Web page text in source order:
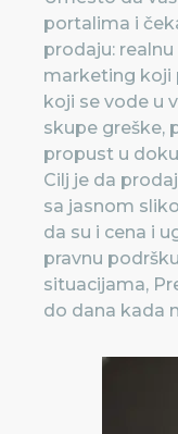
portalima i
prodaju:
marketing koji
koji se vode u
skupe greške,
propust u
Cilj je da
sa jasnom
da su i cena i
pravnu
situacijama,
do dana kada